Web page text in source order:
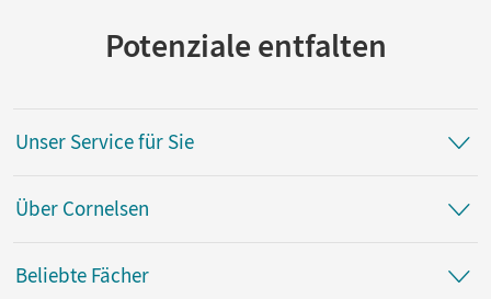
Potenziale entfalten
Unser Service für Sie
Über Cornelsen
Beliebte Fächer